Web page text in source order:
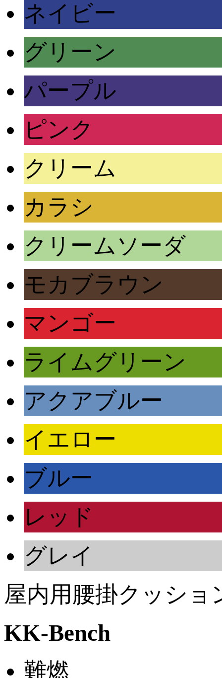
ネイビー
グリーン
パープル
ピンク
クリーム
カラシ
クリームソーダ
モカブラウン
マンゴー
ライムグリーン
アクアブルー
イエロー
ブルー
レッド
グレイ
屋内用腰掛クッショ
KK-Bench
難燃